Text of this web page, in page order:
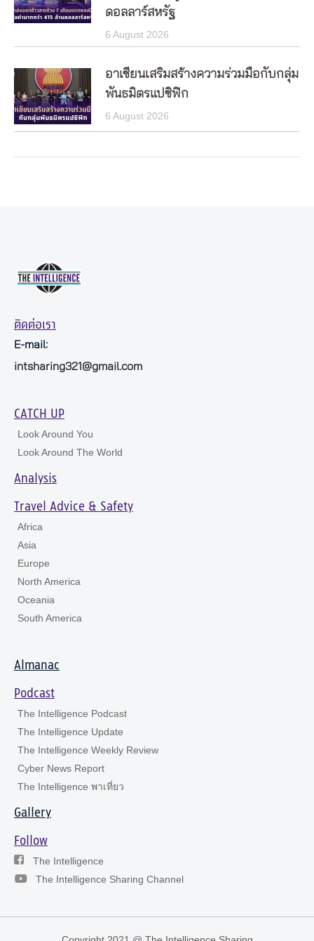
ดอลลาร์สหรัฐ
6 August 2026
อาเซียนเสริมสร้างความร่วมมือกับกลุ่ม
พันธมิตรแปซิฟิก
6 August 2026
ติดต่อเรา
E-mail:
intsharing321@gmail.com
CATCH UP
Look Around You
Look Around The World
Analysis
Travel Advice & Safety
Africa
Asia
Europe
North America
Oceania
South America
Almanac
Podcast
The Intelligence Podcast
The Intelligence Update
The Intelligence Weekly Review
Cyber News Report
The Intelligence พาเที่ยว
Gallery
Follow
The Intelligence
The Intelligence Sharing Channel